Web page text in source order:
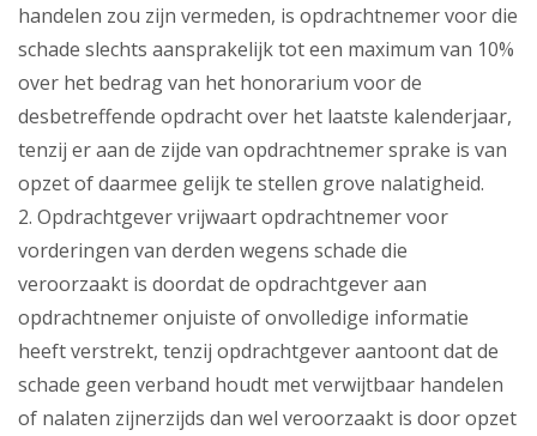
handelen zou zijn vermeden, is opdrachtnemer voor die
schade slechts aansprakelijk tot een maximum van 10%
over het bedrag van het honorarium voor de
desbetreffende opdracht over het laatste kalenderjaar,
tenzij er aan de zijde van opdrachtnemer sprake is van
opzet of daarmee gelijk te stellen grove nalatigheid.
2. Opdrachtgever vrijwaart opdrachtnemer voor
vorderingen van derden wegens schade die
veroorzaakt is doordat de opdrachtgever aan
opdrachtnemer onjuiste of onvolledige informatie
heeft verstrekt, tenzij opdrachtgever aantoont dat de
schade geen verband houdt met verwijtbaar handelen
of nalaten zijnerzijds dan wel veroorzaakt is door opzet